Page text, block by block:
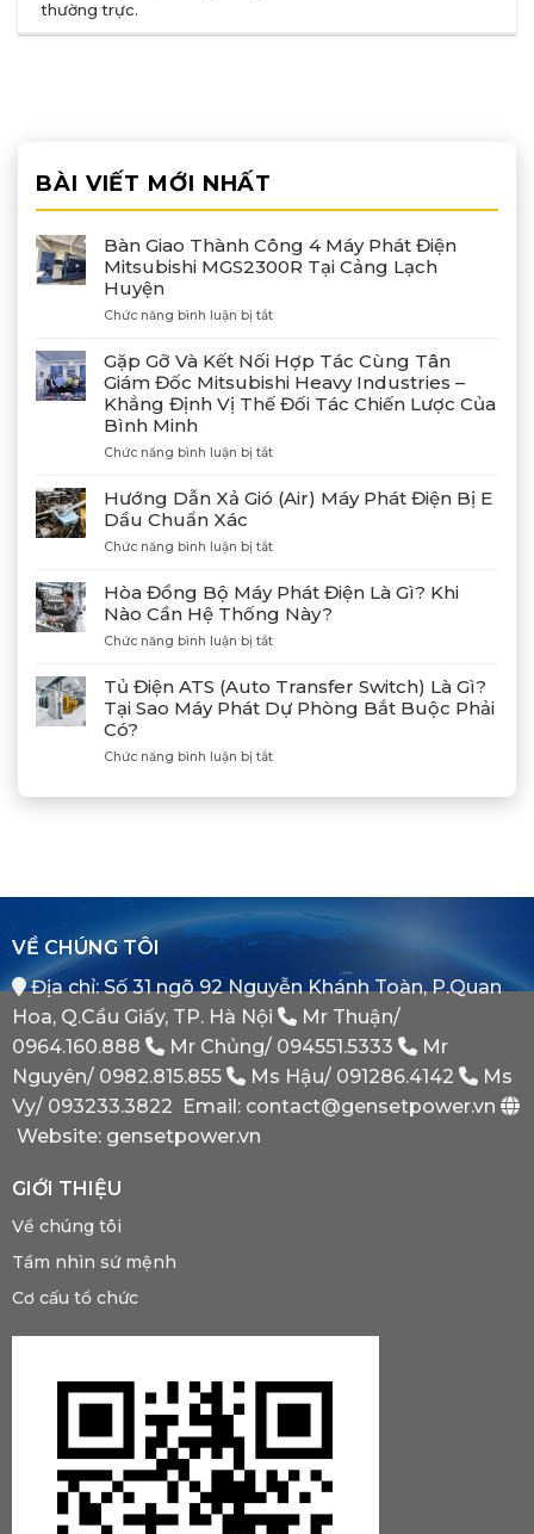
thường trực.
BÀI VIẾT MỚI NHẤT
Bàn Giao Thành Công 4 Máy Phát Điện
Mitsubishi MGS2300R Tại Cảng Lạch
Huyện
Chức năng bình luận bị tắtở
Giao
Thành
Công
4
Phát
MGS2300R
Cảng
Gặp Gỡ Và Kết Nối Hợp Tác Cùng Tân
Giám Đốc Mitsubishi Heavy Industries –
Khẳng Định Vị Thế Đối Tác Chiến Lược Của
Bình Minh
Chức năng bình luận bị tắtở
Gỡ
Và
Nối
Tác
Cùng
Tân
Giám
Mitsubishi
Heavy
Industries
Khẳng
Vị
Của
Bình
Minh
Hướng Dẫn Xả Gió (Air) Máy Phát Điện Bị E
Dầu Chuẩn Xác
Chức năng bình luận bị tắtở
Dẫn
Xả
Gió
(Air)
Phát
Điện
Bị
Dầu
Xác
Hòa Đồng Bộ Máy Phát Điện Là Gì? Khi
Nào Cần Hệ Thống Này?
Chức năng bình luận bị tắtở
Đồng
Bộ
Máy
Điện
Tủ Điện ATS (Auto Transfer Switch) Là Gì?
Tại Sao Máy Phát Dự Phòng Bắt Buộc Phải
Có?
Chức năng bình luận bị tắtở
Điện
Tại
Sao
Phát
Dự
Phòng
Bắt
Phải
Có?
VỀ CHÚNG TÔI
Địa chỉ: Số 31 ngõ 92 Nguyễn Khánh Toàn, P.Quan
Hoa, Q.Cầu Giấy, TP. Hà Nội
Mr Thuận/
0964.160.888
Mr Chủng/ 094551.5333
Mr
Nguyên/ 0982.815.855 Ms Hậu/ 091286.4142
Ms
Vy/ 093233.3822 Email: contact@gensetpower.vn
Website: gensetpower.vn
GIỚI THIỆU
Về chúng tôi
Tầm nhìn sứ mệnh
Cơ cấu tổ chức